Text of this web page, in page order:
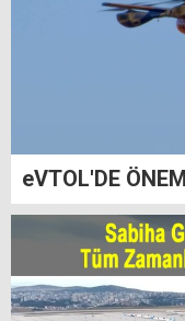
eVTOL'DE